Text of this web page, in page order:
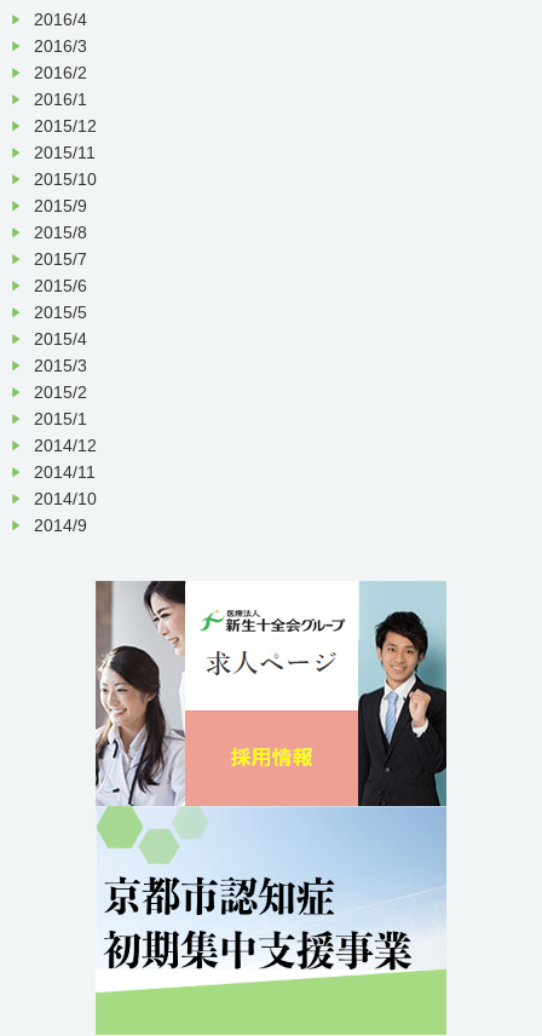
2016/4
2016/3
2016/2
2016/1
2015/12
2015/11
2015/10
2015/9
2015/8
2015/7
2015/6
2015/5
2015/4
2015/3
2015/2
2015/1
2014/12
2014/11
2014/10
2014/9